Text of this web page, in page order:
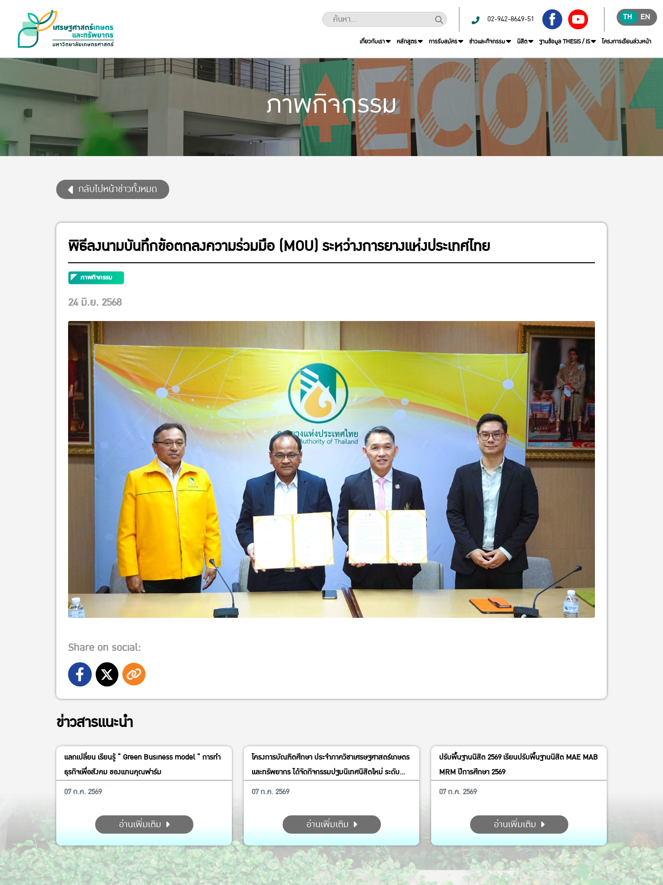
02-942-8649-51 EN
TH
เกี่ยวกับเรา หลักสูตร การรับสมัคร ข่าวและกิจกรรม นิสิต ฐานข้อมูล THESIS / IS โครงการเรียนล่วงหน้า
ภาพกิจกรรม
กลับไปหน้าข่าวทั้งหมด
พิธีลงนามบันทึกข้อตกลงความร่วมมือ (MOU) ระหว่างการยางแห่งประเทศไทย
ภาพกิจกรรม
24 มิ.ย. 2568
Share on social:
ข่าวสารแนะนำ
แลกเปลี่ยน เรียนรู้ “ Green Business model “ การทำ
ธุรกิจเพื่อสังคม ของแทนคุณฟาร์ม
07 ก.ค. 2569
อ่านเพิ่มเติม
โครงการบัณฑิตศึกษา ประจำภาควิชาเศรษฐศาสตร์เกษตร
และทรัพยากร ได้จัดกิจกรรมปฐมนิเทศนิสิตใหม่ ระดับ
ปริญญาโท หลักสูตร MAE MAB MRM ปีการศึกษา 2569
07 ก.ค. 2569
อ่านเพิ่มเติม
ปรับพื้นฐานนิสิต 2569 เรียนปรับพื้นฐานนิสิต MAE MAB
MRM ปีการศึกษา 2569
07 ก.ค. 2569
อ่านเพิ่มเติม